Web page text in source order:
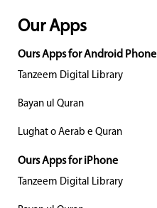
Our Apps
Ours Apps for Android Phone
Tanzeem Digital Library
Bayan ul Quran
Lughat o Aerab e Quran
Ours Apps for iPhone
Tanzeem Digital Library